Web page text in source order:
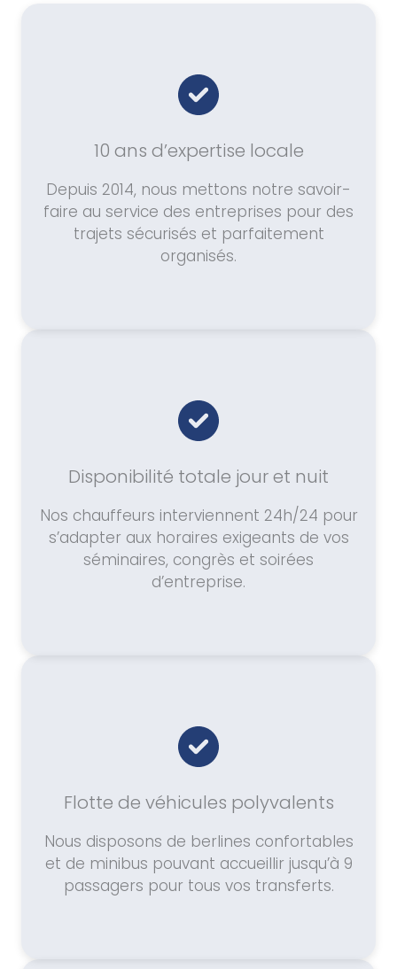
10 ans d’expertise locale
Depuis 2014, nous mettons notre savoir-
faire au service des entreprises pour des
trajets sécurisés et parfaitement
organisés.
Disponibilité totale jour et nuit
Nos chauffeurs interviennent 24h/24 pour
s’adapter aux horaires exigeants de vos
séminaires, congrès et soirées
d’entreprise.
Flotte de véhicules polyvalents
Nous disposons de berlines confortables
et de minibus pouvant accueillir jusqu’à 9
passagers pour tous vos transferts.